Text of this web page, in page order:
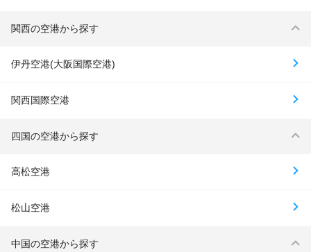
関西の空港から探す
伊丹空港(大阪国際空港)
関西国際空港
四国の空港から探す
高松空港
松山空港
中国の空港から探す